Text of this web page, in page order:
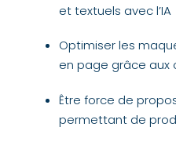
et textuels avec l’IA
Optimiser les
en page grâce aux
Être force de
permettant de